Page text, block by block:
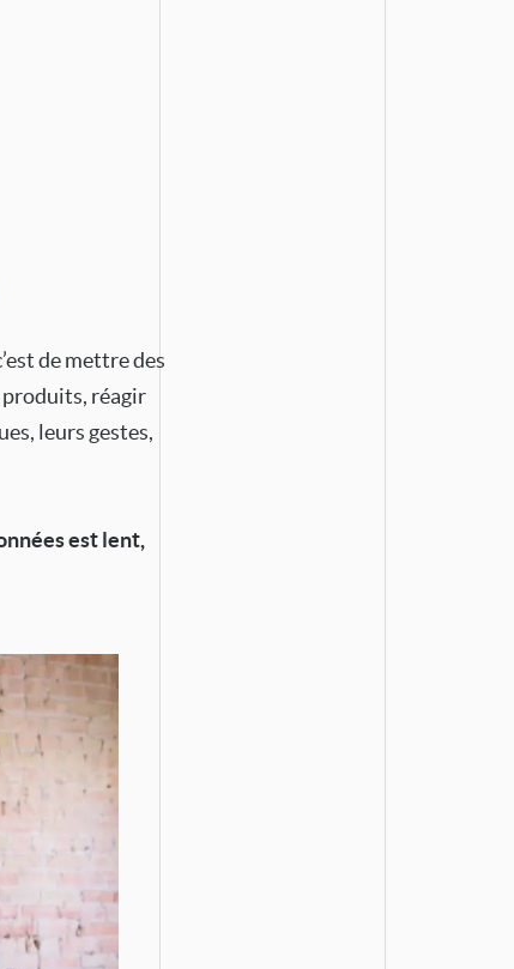
de mettre des
produits, réagir
leurs gestes,
est lent,